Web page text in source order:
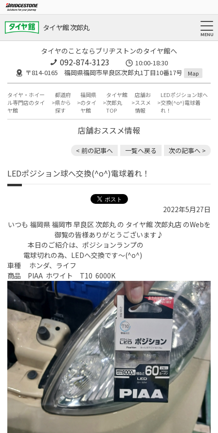
タイヤ館 次郎丸
タイヤのことならブリヂストンのタイヤ館へ
092-874-3123
10:00-18:30
〒814-0165 福岡県福岡市早良区次郎丸1丁目10番17号
Map
タイヤ・ホイー
ル専門店のタイ
ヤ館
都道府
県から
探す
福岡県
のタイ
ヤ館
タイヤ館
次郎丸
TOP
店舗お
ススメ
情報
LEDポジション球へ
交換(^o^)電球着
れ！
店舗おススメ情報
< 前の記事へ 一覧へ戻る 次の記事へ >
LEDポジション球へ交換(^o^)電球着れ！
2022年5月27日
いつも 福岡県 福岡市 早良区 次郎丸 の タイヤ館 次郎丸店 のWebを
御覧の皆様ありがとうございます♪
本日のご紹介は、ポジションランプの
電球切れの為、LEDへ交換です～(^o^)
車種 ホンダ、ライフ
商品 PIAA ホワイト T10 6000K